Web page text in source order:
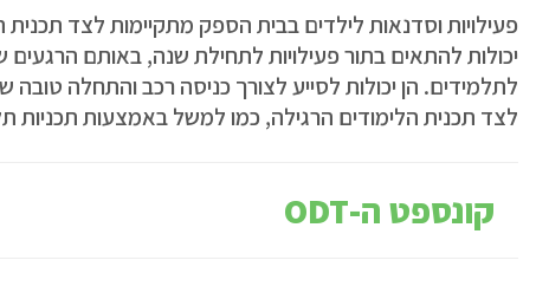
פעילויות וסדנאות לילדים בבית הספק מתקיימות לצד תכנית
יכולות להתאים בתור פעילויות לתחילת שנה, באותם הרגעים
לתלמידים. הן יכולות לסייע לצורך כניסה רכב והתחלה
לצד תכנית הלימודים הרגילה, כמו למשל באמצעות תכניות
קונספט ה-ODT